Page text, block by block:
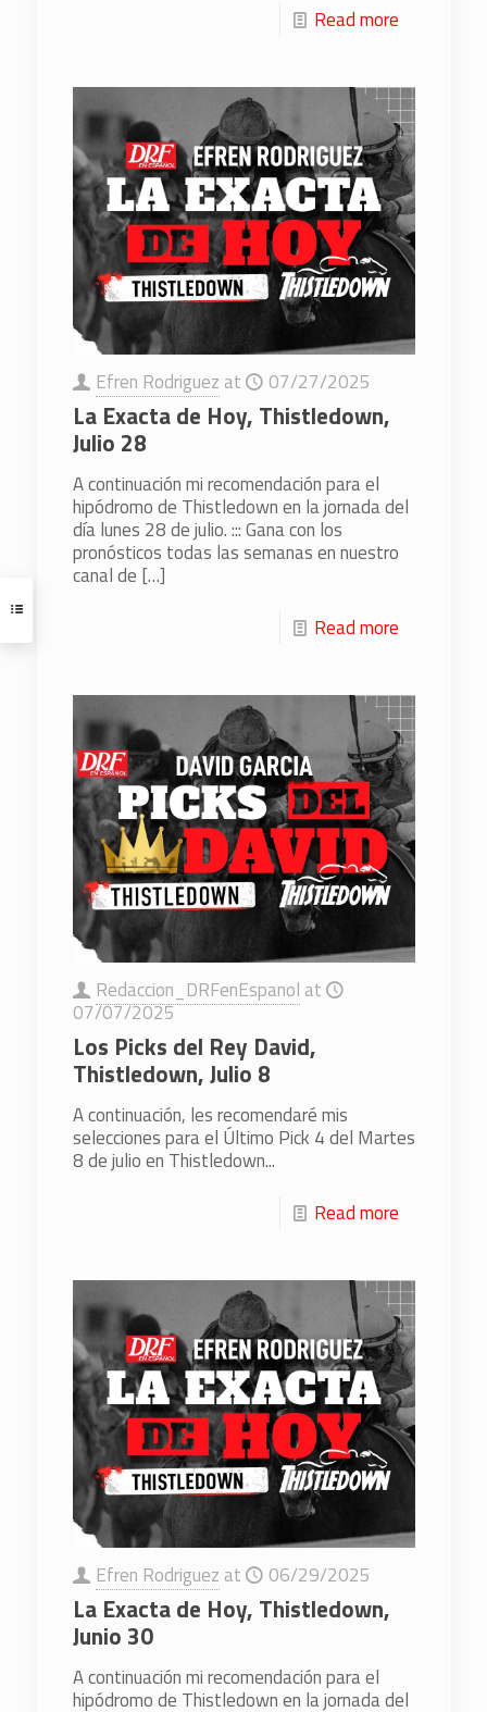
Read more
Efren Rodriguez at 07/27/2025
La Exacta de Hoy, Thistledown,
Julio 28
A continuación mi recomendación para el
hipódromo de Thistledown en la jornada del
día lunes 28 de julio. ::: Gana con los
pronósticos todas las semanas en nuestro
canal de […]
Read more
Redaccion_DRFenEspanol at
07/07/2025
Los Picks del Rey David,
Thistledown, Julio 8
A continuación, les recomendaré mis
selecciones para el Último Pick 4 del Martes
8 de julio en Thistledown...
Read more
Efren Rodriguez at 06/29/2025
La Exacta de Hoy, Thistledown,
Junio 30
A continuación mi recomendación para el
hipódromo de Thistledown en la jornada del